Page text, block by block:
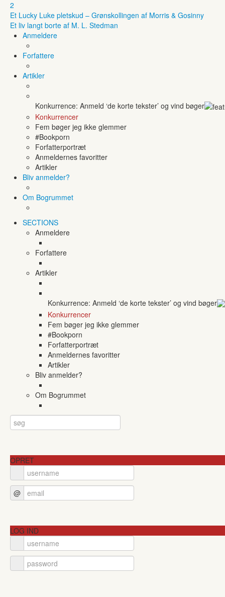
2
Et Lucky Luke pletskud – Grønskollingen af Morris & Gosinny
Et liv langt borte af M. L. Stedman
Anmeldere
Forfattere
Artikler
Konkurrence: Anmeld ‘de korte tekster’ og vind bøger
Konkurrencer
Fem bøger jeg ikke glemmer
#Bookporn
Forfatterportræt
Anmeldernes favoritter
Artikler
Bliv anmelder?
Om Bogrummet
SECTIONS
Anmeldere
Forfattere
Artikler
Konkurrence: Anmeld ‘de korte tekster’ og vind bøger
Konkurrencer
Fem bøger jeg ikke glemmer
#Bookporn
Forfatterportræt
Anmeldernes favoritter
Artikler
Bliv anmelder?
Om Bogrummet
OPRET
@
LOG IND